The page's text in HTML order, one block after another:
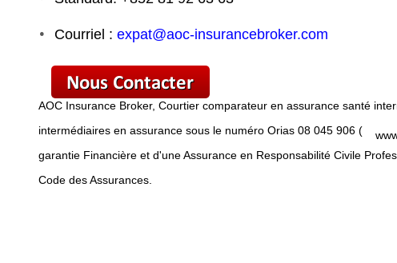
Courriel : expat@aoc-insurancebroker.com
AOC Insurance Broker, Courtier comparateur en assurance santé
intermédiaires en assurance sous le numéro Orias 08 045 906 (
garantie Financière et d'une Assurance en Responsabilité Civile
Code des Assurances.